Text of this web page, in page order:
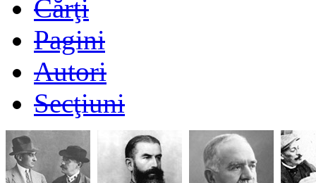
Cărţi
Pagini
Autori
Secţiuni